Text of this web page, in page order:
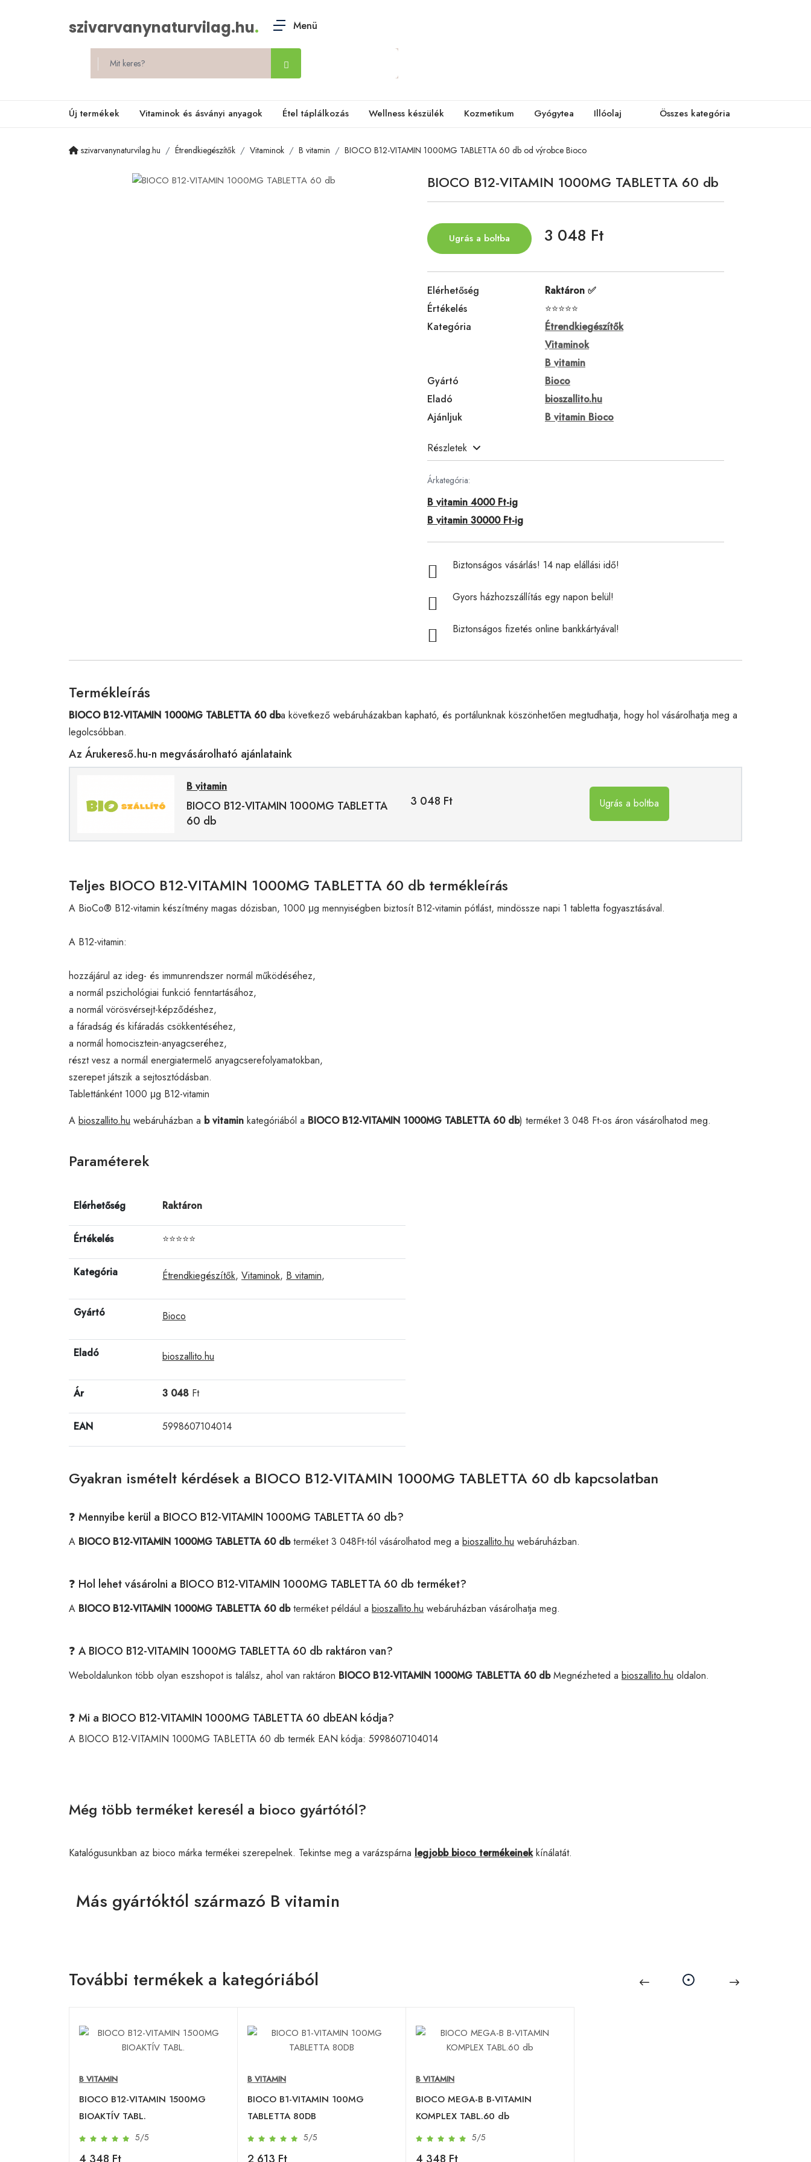
szivarvanynaturvilag.hu. Menü
Új termékek Vitaminok és ásványi anyagok Étel táplálkozás Wellness készülék Kozmetikum Gyógytea Illóolaj Összes kategória
szivarvanynaturvilag.hu Étrendkiegészítők Vitaminok B vitamin BIOCO B12-VITAMIN 1000MG TABLETTA 60 db od výrobce Bioco
BIOCO B12-VITAMIN 1000MG TABLETTA 60 db
Ugrás a boltba 3 048 Ft
Elérhetőség
Raktáron ✅
Értékelés
⭐⭐⭐⭐⭐
Kategória
Étrendkiegészítők
Vitaminok
B vitamin
Gyártó
Bioco
Eladó
bioszallito.hu
Ajánljuk
B vitamin Bioco
Részletek
Árkategória:
B vitamin 4000 Ft-ig
B vitamin 30000 Ft-ig
Biztonságos vásárlás! 14 nap elállási idő!
Gyors házhozszállítás egy napon belül!
Biztonságos fizetés online bankkártyával!
Termékleírás
BIOCO B12-VITAMIN 1000MG TABLETTA 60 dba következő webáruházakban kapható, és portálunknak köszönhetően megtudhatja, hogy hol vásárolhatja meg a
legolcsóbban.
Az Árukereső.hu-n megvásárolható ajánlataink
B vitamin
BIOCO B12-VITAMIN 1000MG TABLETTA
60 db
3 048 Ft Ugrás a boltba
Teljes BIOCO B12-VITAMIN 1000MG TABLETTA 60 db termékleírás
A BioCo® B12-vitamin készítmény magas dózisban, 1000 μg mennyiségben biztosít B12-vitamin pótlást, mindössze napi 1 tabletta fogyasztásával.
A B12-vitamin:
hozzájárul az ideg- és immunrendszer normál működéséhez,
a normál pszichológiai funkció fenntartásához,
a normál vörösvérsejt-képződéshez,
a fáradság és kifáradás csökkentéséhez,
a normál homocisztein-anyagcseréhez,
részt vesz a normál energiatermelő anyagcserefolyamatokban,
szerepet játszik a sejtosztódásban.
Tablettánként 1000 μg B12-vitamin
A bioszallito.hu webáruházban a b vitamin kategóriából a BIOCO B12-VITAMIN 1000MG TABLETTA 60 db) terméket 3 048 Ft-os áron vásárolhatod meg.
Paraméterek
Elérhetőség Raktáron
Értékelés ⭐⭐⭐⭐⭐
Kategória Étrendkiegészítők, Vitaminok, B vitamin,
Gyártó Bioco
Eladó bioszallito.hu
Ár 3 048 Ft
EAN 5998607104014
Gyakran ismételt kérdések a BIOCO B12-VITAMIN 1000MG TABLETTA 60 db kapcsolatban
❓ Mennyibe kerül a BIOCO B12-VITAMIN 1000MG TABLETTA 60 db?
A BIOCO B12-VITAMIN 1000MG TABLETTA 60 dbterméket 3 048Ft-tól vásárolhatod meg a bioszallito.hu webáruházban.
❓ Hol lehet vásárolni a BIOCO B12-VITAMIN 1000MG TABLETTA 60 db terméket?
A BIOCO B12-VITAMIN 1000MG TABLETTA 60 dbterméket például a bioszallito.hu webáruházban vásárolhatja meg.
❓ A BIOCO B12-VITAMIN 1000MG TABLETTA 60 db raktáron van?
Weboldalunkon több olyan eszshopot is találsz, ahol van raktáron BIOCO B12-VITAMIN 1000MG TABLETTA 60 dbMegnézheted a bioszallito.hu oldalon.
❓ Mi a BIOCO B12-VITAMIN 1000MG TABLETTA 60 dbEAN kódja?
A BIOCO B12-VITAMIN 1000MG TABLETTA 60 db termék EAN kódja: 5998607104014
Még több terméket keresél a bioco gyártótól?
Katalógusunkban az bioco márka termékei szerepelnek. Tekintse meg a varázspárna legjobb bioco termékeinekkínálatát.
Más gyártóktól származó B vitamin
További termékek a kategóriából
B VITAMIN
BIOCO B12-VITAMIN 1500MG
BIOAKTÍV TABL.
5/5
4 348 Ft
B VITAMIN
BIOCO B1-VITAMIN 100MG
TABLETTA 80DB
5/5
2 613 Ft
B VITAMIN
BIOCO MEGA-B B-VITAMIN
KOMPLEX TABL.60 db
5/5
4 348 Ft